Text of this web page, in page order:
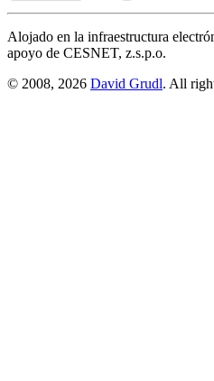
Alojado en la infraestructura
apoyo de CESNET, z.s.p.o.
© 2008, 2026 David Grudl. All